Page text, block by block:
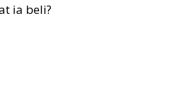
ia beli?